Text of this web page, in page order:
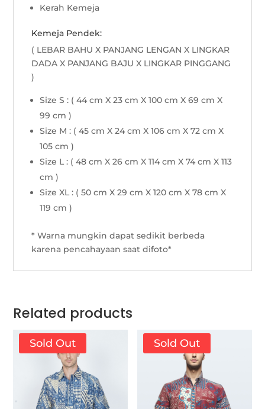
Kerah Kemeja
Kemeja Pendek:
( LEBAR BAHU X PANJANG LENGAN X LINGKAR
DADA X PANJANG BAJU X LINGKAR PINGGANG
)
Size S : ( 44 cm X 23 cm X 100 cm X 69 cm X
99 cm )
Size M : ( 45 cm X 24 cm X 106 cm X 72 cm X
105 cm )
Size L : ( 48 cm X 26 cm X 114 cm X 74 cm X 113
cm )
Size XL : ( 50 cm X 29 cm X 120 cm X 78 cm X
119 cm )
* Warna mungkin dapat sedikit berbeda
karena pencahayaan saat difoto*
Related products
Sold Out Sold Out